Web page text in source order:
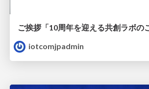
iotcomjpadmin